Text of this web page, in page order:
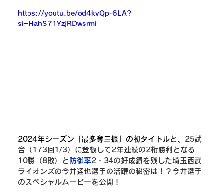
https://youtu.be/od4kvQp-6LA?
si=HahS71YzjRDwsrmi
2024年シーズン「最多奪三振」の初タイトルと、 25試
合（173回1/3）に登板して2年連続の2桁勝利となる
10勝（8敗）と 防御率2・34の好成績を残した埼玉西武
ライオンズの今井達也選手の活躍の秘密は！？今井選手
のスペシャルムービーを公開！